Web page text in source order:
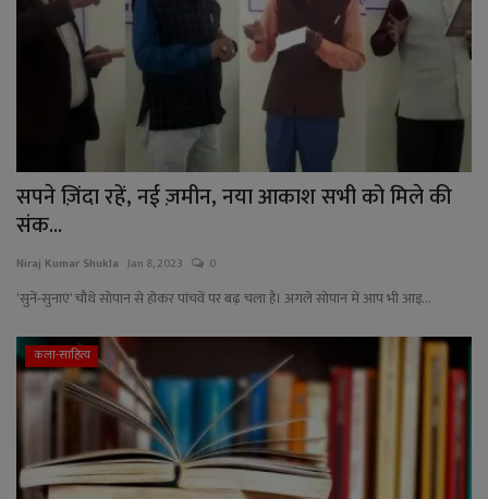
सपने ज़िंदा रहें, नई ज़मीन, नया आकाश सभी को मिले की
संक...
Niraj Kumar Shukla Jan 8, 2023 0
‘सुनें-सुनाएं’ चौथे सोपान से होकर पांचवें पर बढ़ चला है। अगले सोपान में आप भी आइ...
कला-साहित्य